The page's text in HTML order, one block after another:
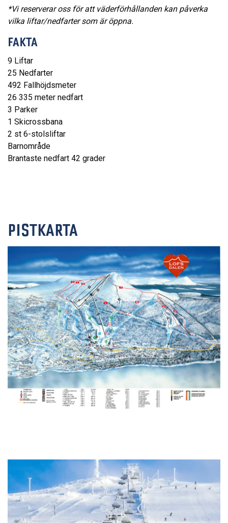
*Vi reserverar oss för att väderförhållanden kan påverka
vilka liftar/nedfarter som är öppna.
FAKTA
9 Liftar
25 Nedfarter
492 Fallhöjdsmeter
26 335 meter nedfart
3 Parker
1 Skicrossbana
2 st 6-stolsliftar
Barnområde
Brantaste nedfart 42 grader
PISTKARTA